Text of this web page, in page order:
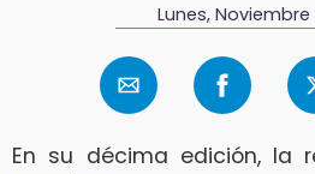
Lunes, Noviembre
En su décima edición, la